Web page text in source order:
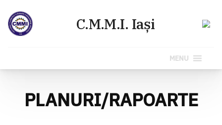
conținut
MENU
PLANURI/RAPOARTE